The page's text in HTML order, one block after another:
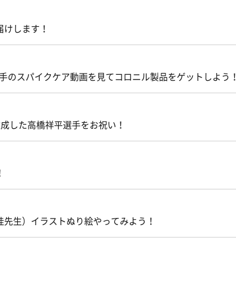
します！
のスパイクケア動画を見てコロニル製品をゲットしよう！
した高橋祥平選手をお祝い！
生）イラストぬり絵やってみよう！